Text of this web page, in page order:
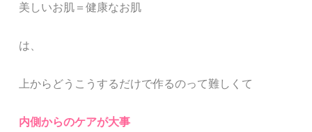
美しいお肌＝健康なお肌
は、
上からどうこうするだけで作るのって難しくて
内側からのケアが大事